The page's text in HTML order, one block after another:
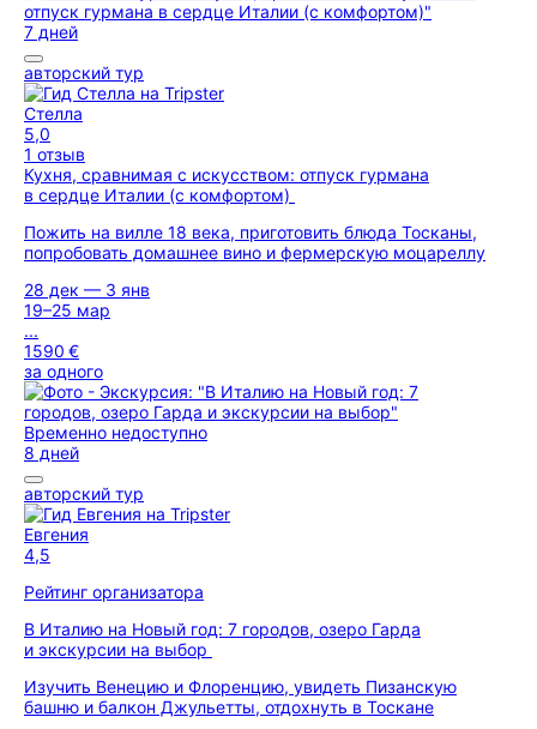
7 дней
авторский тур
Стелла
5,0
1 отзыв
Кухня, сравнимая с искусством: отпуск гурмана
в сердце Италии (с комфортом)
Пожить на вилле 18 века, приготовить блюда Тосканы,
попробовать домашнее вино и фермерскую моцареллу
28 дек — 3 янв
19–25 мар
...
1590 €
за одного
Временно недоступно
8 дней
авторский тур
Евгения
4,5
Рейтинг организатора
В Италию на Новый год: 7 городов, озеро Гарда
и экскурсии на выбор
Изучить Венецию и Флоренцию, увидеть Пизанскую
башню и балкон Джульетты, отдохнуть в Тоскане